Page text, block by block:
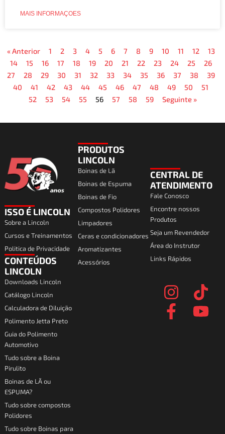
MAIS INFORMAÇOES
« Anterior 1 2 3 4 5 6 7 8 9 10 11 12
13
14
15 16 17 18 19 20 21 22 23 24 25
26
27
28 29 30 31 32 33 34 35 36 37 38
39
40
41 42 43 44 45 46 47 48 49 50
51
52
53 54 55 56 57 58 59 Seguinte »
ISSO É LINCOLN
Sobre a Lincoln
Cursos e Treinamentos
Politica de Privacidade
CONTEÚDOS
LINCOLN
Downloads Lincoln
Catálogo Lincoln
Calculadora de Diluição
Polimento Jetta Preto
Guia do Polimento
Automotivo
Tudo sobre a Boina
Pirulito
Boinas de LÃ ou
ESPUMA?
Tudo sobre compostos
Polidores
Tudo sobre Boinas para
PRODUTOS
LINCOLN
Boinas de Lã
Boinas de Espuma
Boinas de Fio
Compostos Polidores
Limpadores
Ceras e condicionadores
Aromatizantes
Acessórios
CENTRAL DE
ATENDIMENTO
Fale Conosco
Encontre nossos
Produtos
Seja um Revendedor
Área do Instrutor
Links Rápidos
n
s
t
i
k
t
a
c
e
o
u
t